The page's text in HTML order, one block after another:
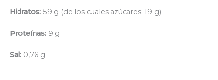
Hidratos: 59 g (de los cuales azúcares: 19 g)
Proteínas: 9 g
Sal: 0,76 g